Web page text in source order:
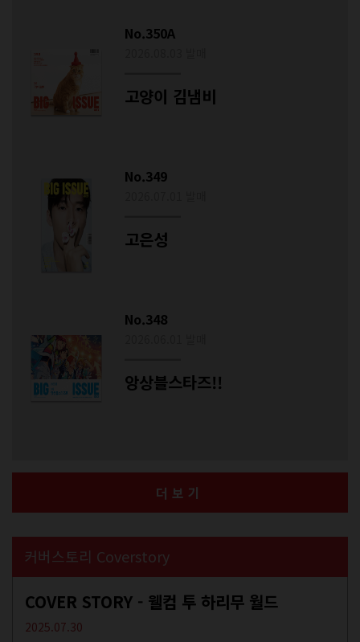
No.350A
고양이 김냄비
No.349
고은성
No.348
앙상블스타즈!!
더보기
커버스토리 Coverstory
COVER STORY - 웰컴 투 하리무 월드
2025.07.30